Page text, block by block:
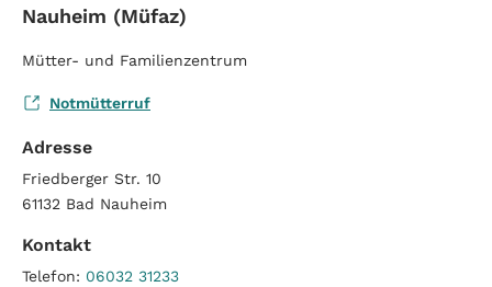
Nauheim (Müfaz)
Mütter- und Familienzentrum
Notmütterruf
Adresse
Friedberger Str. 10
61132 Bad Nauheim
Kontakt
Telefon: 06032 31233